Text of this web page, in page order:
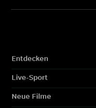
Entdecken
Live-Sport
Neue Filme